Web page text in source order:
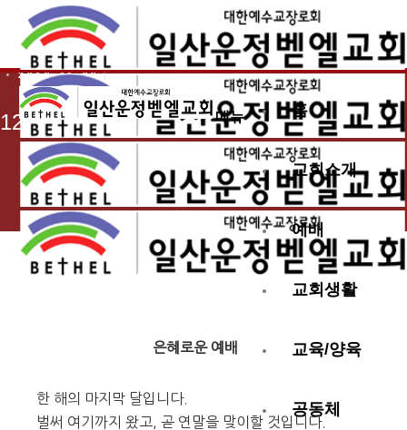
홈
교회소개
예배
교회생활
교육/양육
공동체
메뉴
2019.11.29
12월 첫째 주 교회 소식
은혜로운 예배
한 해의 마지막 달입니다.
벌써 여기까지 왔고, 곧 연말을 맞이할 것입니다.